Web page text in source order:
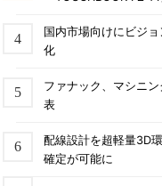
国内市場向けにビジ
化
ファナック、マシニ
表
配線設計を超軽量3D
確定が可能に